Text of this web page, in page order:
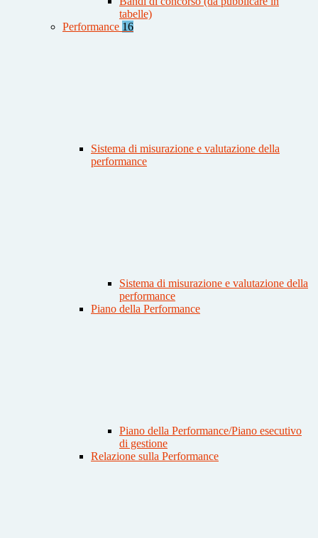
tabelle)
Performance 16
Sistema di misurazione e valutazione della
performance
Sistema di misurazione e valutazione della
performance
Piano della Performance
Piano della Performance/Piano esecutivo
di gestione
Relazione sulla Performance